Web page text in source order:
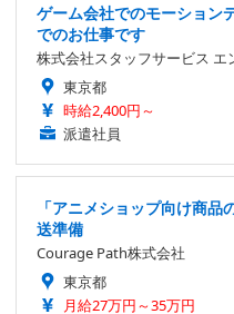
ゲーム会社でのモーション
でのお仕事です
株式会社スタッフサービス エ
東京都
時給2,400円～
派遣社員
「アニメショップ向け商
送準備
Courage Path株式会社
東京都
月給27万円～35万円